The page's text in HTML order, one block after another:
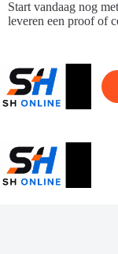
Ga
naar
Start vandaag nog
leveren een proof of